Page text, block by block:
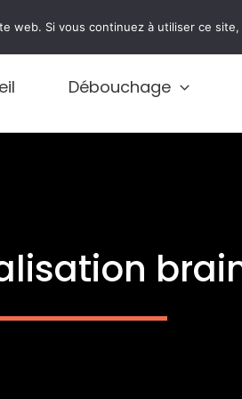
77 77 01
Débouchage
web. Si vous continuez à utiliser ce